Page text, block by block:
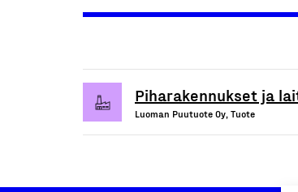
Piharakennukset ja
Luoman Puutuote Oy, Tuote